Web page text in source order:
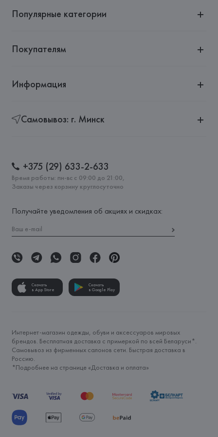
Популярные категории
Покупателям
Информация
Самовывоз: г. Минск
+375 (29) 633-2-633
Время работы: пн-вс с 09:00 до 21:00,
Заказы через корзину круглосуточно
Получайте уведомления об акциях и скидках:
Скачать
в App Store
Скачать
в Google Play
Интернет-магазин одежды, обуви и аксессуаров мировых
брендов. Бесплатная доставка с примеркой по всей Беларуси*.
Самовывоз из фирменных салонов сети. Быстрая доставка в
Россию.
*Подробнее на странице «Доставка и оплата»